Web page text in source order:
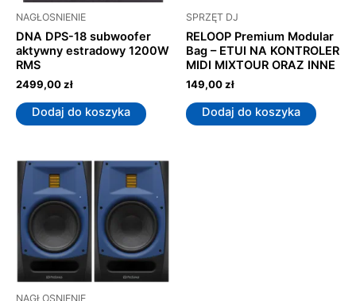
NAGŁOSNIENIE
DNA DPS-18 subwoofer
aktywny estradowy 1200W
RMS
2499,00zł
Dodaj do koszyka
SPRZĘT DJ
RELOOP Premium Modular
Bag – ETUI NA KONTROLER
MIDI MIXTOUR ORAZ INNE
149,00zł
Dodaj do koszyka
NAGŁOSNIENIE